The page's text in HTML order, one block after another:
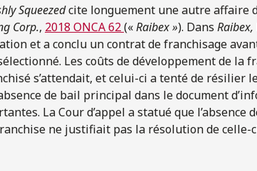
Squeezedcite longuement une autre affaire
Corp., 2018 ONCA 62(«Raibex »). Dans Raibex,
et a conclu un contrat de franchisage
Les coûts de développement de la
s’attendait, et celui-ci a tenté de résilier
de bail principal dans le document
La Cour d’appel a statué que l’absence
ne justifiait pas la résolution de celle-